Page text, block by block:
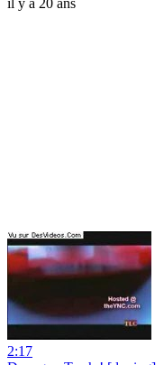
il y a 20 ans
2:17